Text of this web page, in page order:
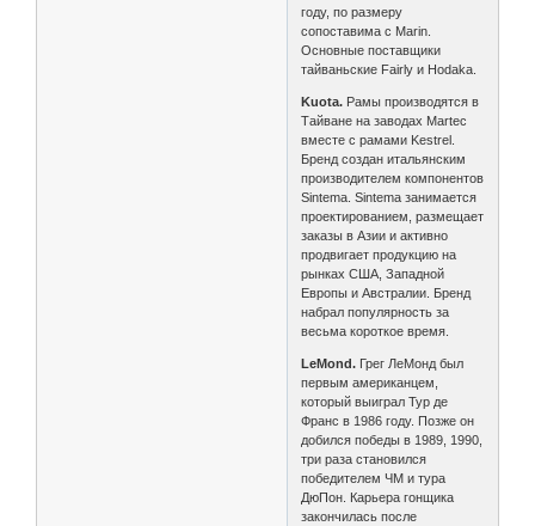
году, по размеру
сопоставима с Marin.
Основные поставщики
тайваньские Fairly и Hodaka.
Kuota. Рамы производятся в
Тайване на заводах Martec
вместе с рамами Kestrel.
Бренд создан итальянским
производителем компонентов
Sintema. Sintema занимается
проектированием, размещает
заказы в Азии и активно
продвигает продукцию на
рынках США, Западной
Европы и Австралии. Бренд
набрал популярность за
весьма короткое время.
LeMond. Грег ЛеМонд был
первым американцем,
который выиграл Тур де
Франс в 1986 году. Позже он
добился победы в 1989, 1990,
три раза становился
победителем ЧМ и тура
ДюПон. Карьера гонщика
закончилась после